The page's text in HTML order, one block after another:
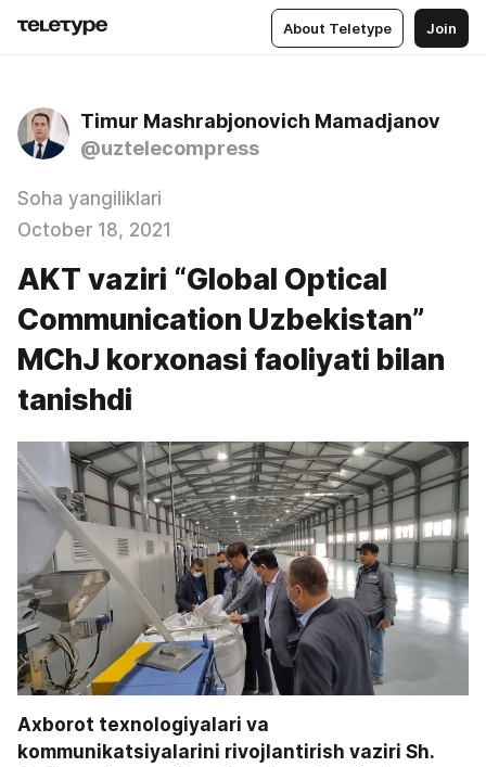
About Teletype Join
Timur Mashrabjonovich Mamadjanov
@uztelecompress
Soha yangiliklari
October 18, 2021
AKT vaziri “Global Optical
Communication Uzbekistan”
MChJ korxonasi faoliyati bilan
tanishdi
Axborot texnologiyalari va
kommunikatsiyalarini rivojlantirish vaziri Sh.